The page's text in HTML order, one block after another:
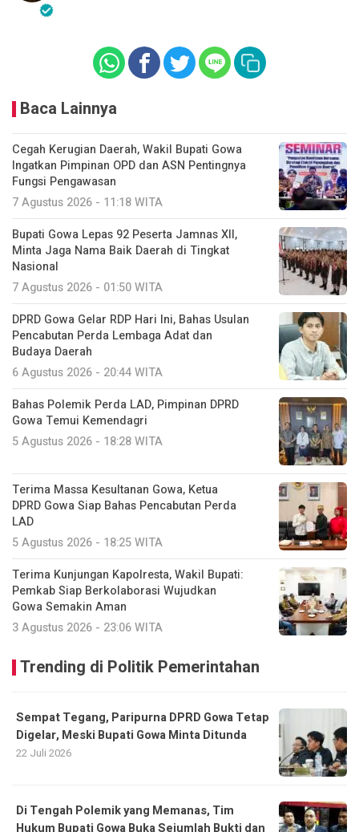
Baca Lainnya
Cegah Kerugian Daerah, Wakil Bupati Gowa
Ingatkan Pimpinan OPD dan ASN Pentingnya
Fungsi Pengawasan
7 Agustus 2026 - 11:18 WITA
Bupati Gowa Lepas 92 Peserta Jamnas XII,
Minta Jaga Nama Baik Daerah di Tingkat
Nasional
7 Agustus 2026 - 01:50 WITA
DPRD Gowa Gelar RDP Hari Ini, Bahas Usulan
Pencabutan Perda Lembaga Adat dan
Budaya Daerah
6 Agustus 2026 - 20:44 WITA
Bahas Polemik Perda LAD, Pimpinan DPRD
Gowa Temui Kemendagri
5 Agustus 2026 - 18:28 WITA
Terima Massa Kesultanan Gowa, Ketua
DPRD Gowa Siap Bahas Pencabutan Perda
LAD
5 Agustus 2026 - 18:25 WITA
Terima Kunjungan Kapolresta, Wakil Bupati:
Pemkab Siap Berkolaborasi Wujudkan
Gowa Semakin Aman
3 Agustus 2026 - 23:06 WITA
Trending di Politik Pemerintahan
Sempat Tegang, Paripurna DPRD Gowa Tetap
Digelar, Meski Bupati Gowa Minta Ditunda
22 Juli 2026
Di Tengah Polemik yang Memanas, Tim
Hukum Bupati Gowa Buka Sejumlah Bukti dan